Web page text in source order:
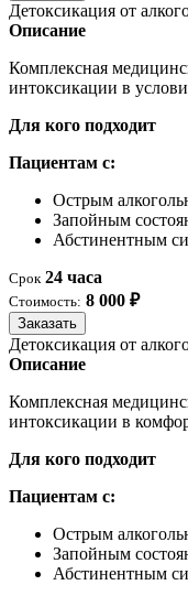
Детоксикация от
Описание
Комплексная
интоксикации в
Для кого подходит
Пациентам с:
Острым
Запойным
Абстинентным
Срок 24 часа
Стоимость: 8 000 ₽
Заказать
Детоксикация от
Описание
Комплексная
интоксикации в
Для кого подходит
Пациентам с:
Острым
Запойным
Абстинентным